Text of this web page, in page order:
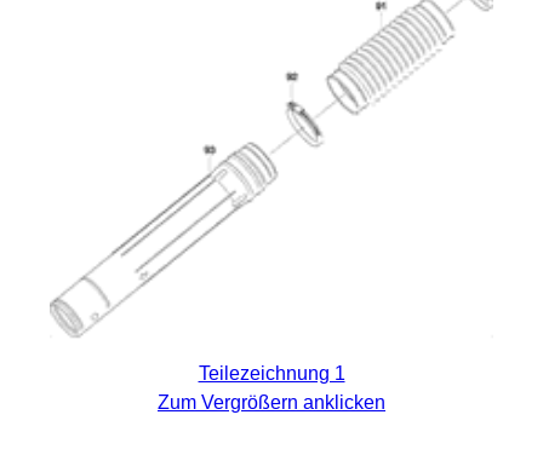
Teilezeichnung 1
Zum Vergrößern anklicken